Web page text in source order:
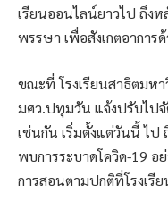
เรียนออนไลน์ยาวไป ถึง
พรรษา เพื่อสังเกตอาการ
ขณะที่ โรงเรียนสาธิตมห
มศว.ปทุมวัน แจ้งปรับไป
เช่นกัน เริ่มตั้งแต่วันนี้ ไป
พบการระบาดโควิด-19 อ
การสอนตามปกติที่โรงเรี